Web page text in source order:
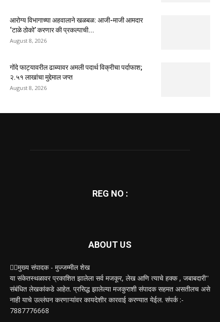
आरोग्य विभागाच्या अहवालाने खळबळ: आजी-माजी आमदार
‘टाळे ठोको’ करणार की प्रकल्पाची...
August 8, 2026
गोंदे फाट्यावरील ढाब्यावर अमली पदार्थ विक्रीचा पर्दाफाश;
२.५१ लाखांचा मुद्देमाल जप्त
August 8, 2026
REG NO :
ABOUT US
✍🏻मुख्य संपादक - मुज्जम्मील शेख
या संकेतस्थळावर प्रकाशित झालेला सर्व मजकूर, लेख आणि त्याचे हक्क , जबाबदारी''
संबंधित लेखकांकडे आहेत. प्रसिद्ध झालेल्या मजकुराशी संपादक सहमत असतीलच असे
नाही याचे उल्लंघन करणाऱ्यांवर कायदेशीर कारवाई करण्यात येईल. संपर्क :-
7887776668